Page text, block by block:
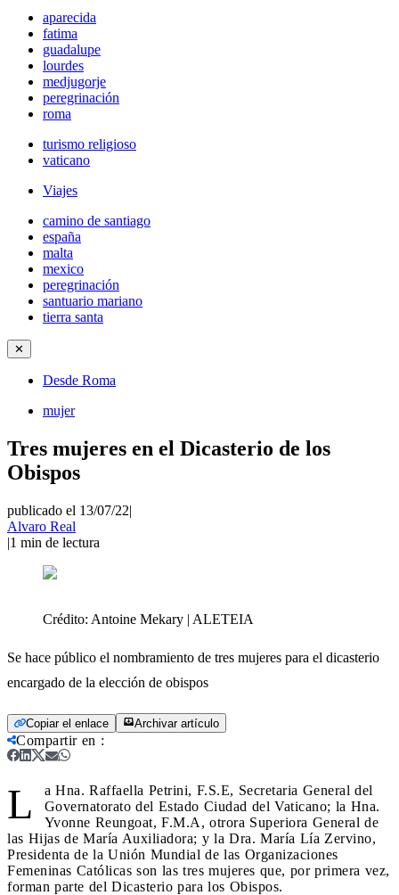
aparecida
fatima
guadalupe
lourdes
medjugorje
peregrinación
roma
turismo religioso
vaticano
Viajes
camino de santiago
españa
malta
mexico
peregrinación
santuario mariano
tierra santa
✕
Desde Roma
mujer
Tres mujeres en el Dicasterio de los
Obispos
publicado el 13/07/22|
Alvaro Real
|1 min de lectura
Crédito: Antoine Mekary | ALETEIA
Se hace público el nombramiento de tres mujeres para el dicasterio
encargado de la elección de obispos
Copiar el enlace Archivar artículo
Compartir en :
L
a Hna. Raffaella Petrini, F.S.E, Secretaria General del
Governatorato del Estado Ciudad del Vaticano; la Hna.
Yvonne Reungoat, F.M.A, otrora Superiora General de
las Hijas de María Auxiliadora; y la Dra. María Lía Zervino,
Presidenta de la Unión Mundial de las Organizaciones
Femeninas Católicas son las tres mujeres que, por primera vez,
forman parte del Dicasterio para los Obispos.